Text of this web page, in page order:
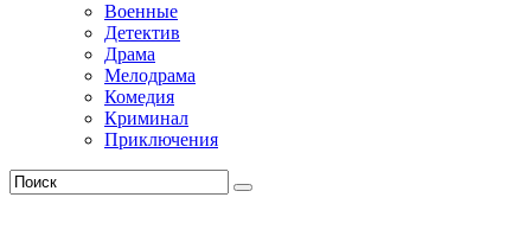
Военные
Детектив
Драма
Мелодрама
Комедия
Криминал
Приключения